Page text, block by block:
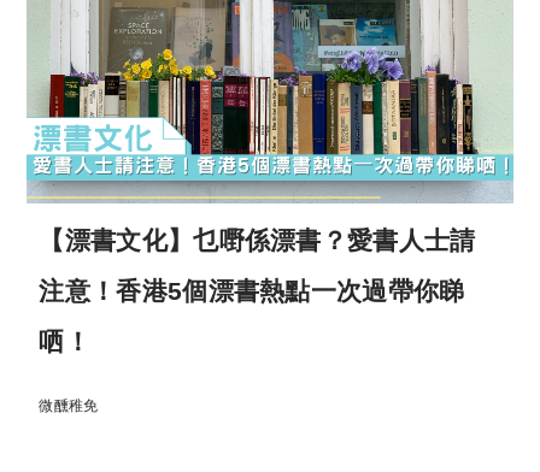
【漂書⽂化】乜嘢係漂書？愛書人士請
注意！香港5個漂書熱點⼀次過帶你睇
哂！
微醺稚免